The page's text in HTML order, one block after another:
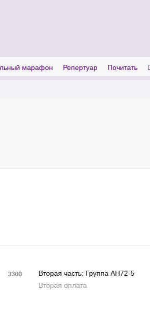
марафон Репертуар Почитать
3300
ДОБАВИТЬ В КОРЗИНУ
Вторая часть: Группа AH72-5
Вторая оплата